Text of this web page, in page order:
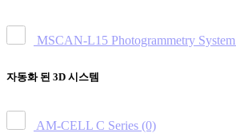
MSCAN-L15 Photogrammetry System
자동화 된 3D 시스템
AM-CELL C Series (0)